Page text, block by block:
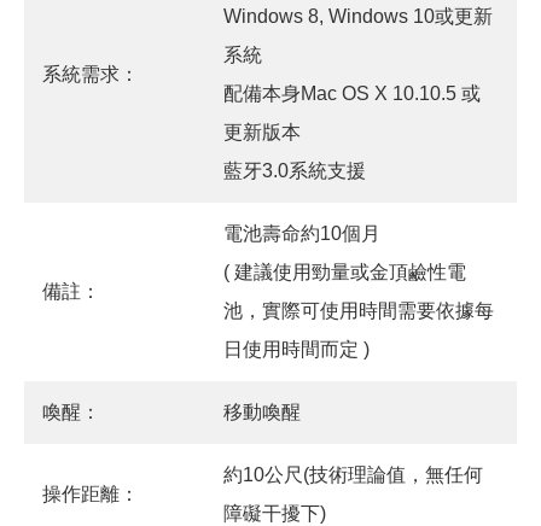
系統需求：
Windows 8, Windows 10或更新
系統
配備本身Mac OS X 10.10.5 或
更新版本
藍牙3.0系統支援
備註：
電池壽命約10個月
( 建議使用勁量或金頂鹼性電
池，實際可使用時間需要依據每
日使用時間而定 )
喚醒： 移動喚醒
操作距離：
約10公尺(技術理論值，無任何
障礙干擾下)